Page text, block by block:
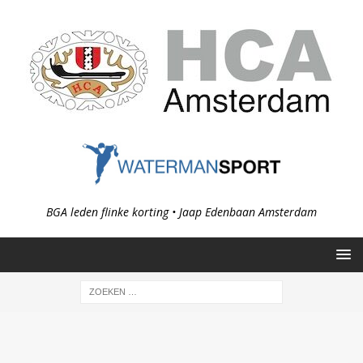
BGA leden flinke korting • Jaap Edenbaan Amsterdam